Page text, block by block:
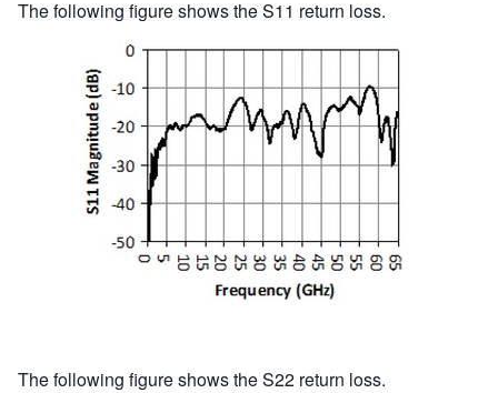
The following figure shows the S11 return loss.
The following figure shows the S22 return loss.